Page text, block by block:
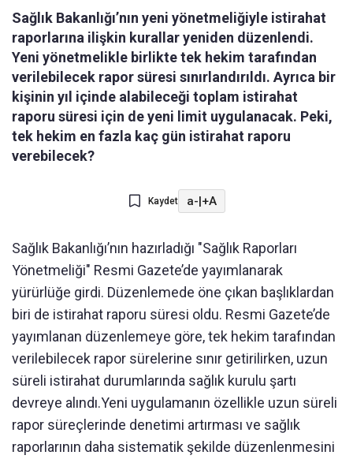
Sağlık Bakanlığı’nın yeni yönetmeliğiyle istirahat
raporlarına ilişkin kurallar yeniden düzenlendi.
Yeni yönetmelikle birlikte tek hekim tarafından
verilebilecek rapor süresi sınırlandırıldı. Ayrıca bir
kişinin yıl içinde alabileceği toplam istirahat
raporu süresi için de yeni limit uygulanacak. Peki,
tek hekim en fazla kaç gün istirahat raporu
verebilecek?
Kaydet a-|+A
Sağlık Bakanlığı’nın hazırladığı "Sağlık Raporları
Yönetmeliği" Resmi Gazete’de yayımlanarak
yürürlüğe girdi. Düzenlemede öne çıkan başlıklardan
biri de istirahat raporu süresi oldu. Resmi Gazete’de
yayımlanan düzenlemeye göre, tek hekim tarafından
verilebilecek rapor sürelerine sınır getirilirken, uzun
süreli istirahat durumlarında sağlık kurulu şartı
devreye alındı.Yeni uygulamanın özellikle uzun süreli
rapor süreçlerinde denetimi artırması ve sağlık
raporlarının daha sistematik şekilde düzenlenmesini